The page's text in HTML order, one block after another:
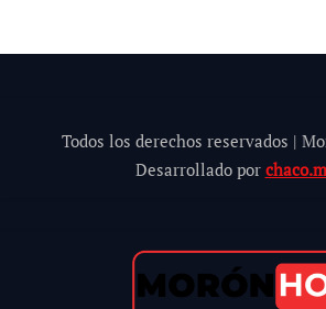
Todos los derechos reservados |
Desarrollado por